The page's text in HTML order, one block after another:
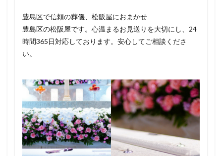
豊島区で信頼の葬儀、松阪屋におまかせ
豊島区の松阪屋です。心温まるお見送りを大切にし、24
時間365日対応しております。安心してご相談くださ
い。